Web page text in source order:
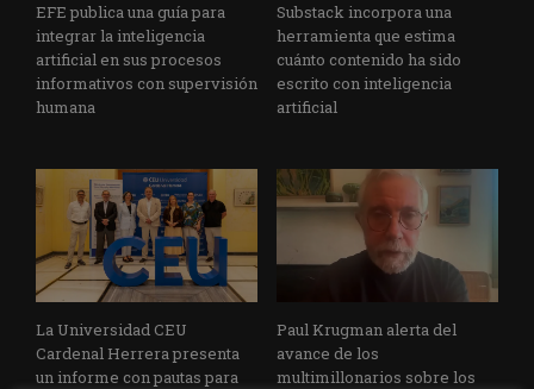
EFE publica una guía para
integrar la inteligencia
artificial en sus procesos
informativos con supervisión
humana
Substack incorpora una
herramienta que estima
cuánto contenido ha sido
escrito con inteligencia
artificial
La Universidad CEU
Cardenal Herrera presenta
un informe con pautas para
Paul Krugman alerta del
avance de los
multimillonarios sobre los